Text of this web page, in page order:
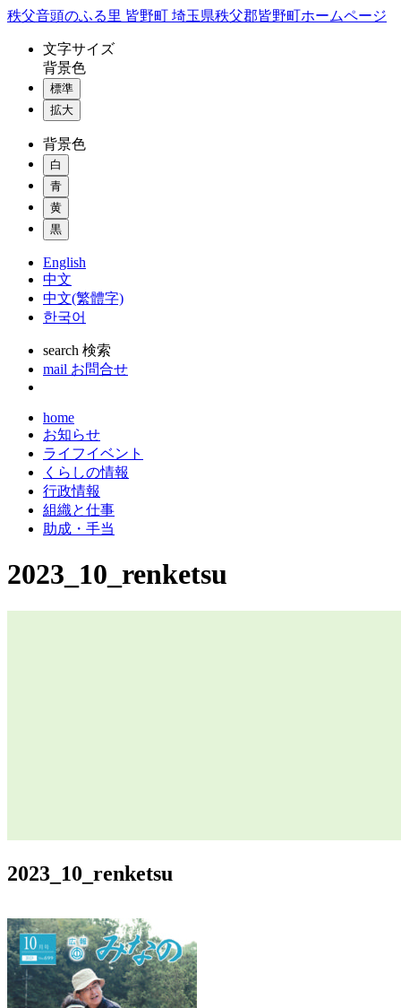
コ
秩父音頭のふる里 皆野町 埼玉県秩父郡皆野町ホームページ
文字サイズ
背景色
標準
拡大
背景色
白
青
黄
黒
English
中文
中文(繁體字)
한국어
search 検索
mail お問合せ
home
お知らせ
ライフイベント
くらしの情報
行政情報
組織と仕事
助成・手当
2023_10_renketsu
2023_10_renketsu